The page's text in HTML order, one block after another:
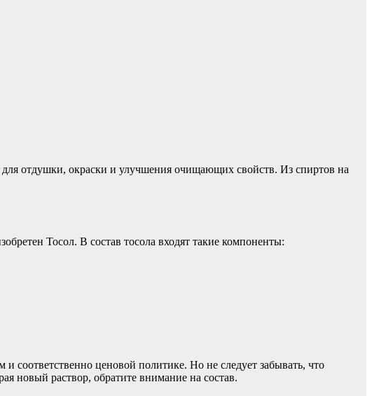
отдушки, окраски и улучшения очищающих свойств. Из спиртов на
Тосол. В состав тосола входят такие компоненты:
соответственно ценовой политике. Но не следует забывать, что
новый раствор, обратите внимание на состав.